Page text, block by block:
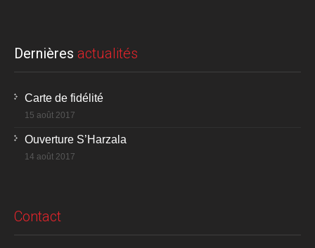
Dernières actualités
Carte de fidélité
15 août 2017
Ouverture S’Harzala
14 août 2017
Contact